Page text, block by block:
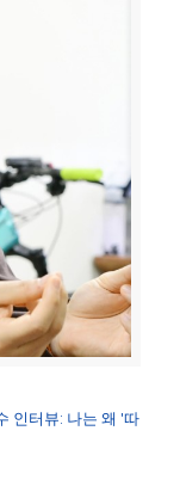
인터뷰: 나는 왜 '따